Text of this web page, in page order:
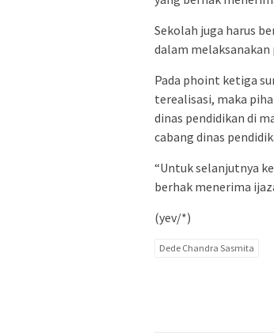
Sekolah juga harus
dalam
Pada phoint ketiga
terealisasi, maka
dinas pendidikan di
cabang dinas
“Untuk selanjutnya
berhak menerima
(yev/*)
Dede Chandra Sasmita